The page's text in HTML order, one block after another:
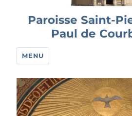
Paroisse Saint-
Paul de
MENU